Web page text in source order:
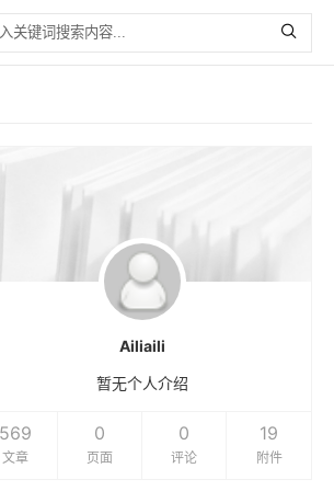
Ailiaili
暂无个人介绍
569
文章
0
页面
0
评论
19
附件